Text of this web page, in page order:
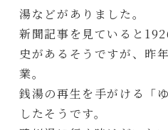
湯などがありました。
新聞記事を見ていると
史があるそうですが、昨
業。
銭湯の再生を手がける「
したそうです。